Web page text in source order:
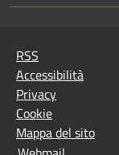
RSS
Accessibilità
Privacy
Cookie
Mappa del sito